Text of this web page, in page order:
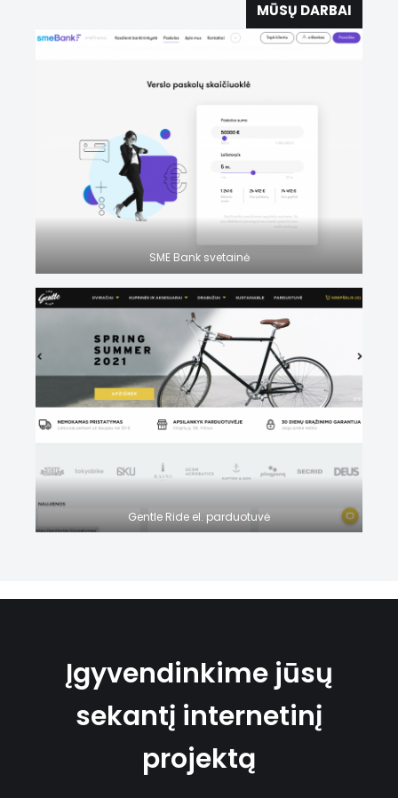
MŪSŲ DARBAI
SME Bank svetainė
Gentle Ride el. parduotuvė
Įgyvendinkime jūsų
sekantį internetinį
projektą